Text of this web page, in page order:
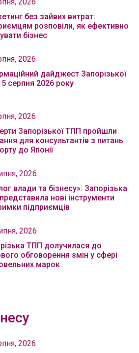
без зайвих витрат:
розповіли, як ефективно
бізнес
2026
дайджест Запорізької
серпня 2026 року
2026
Запорізької ТПП пройшли
для консультантів з питань
до Японії
2026
влади та бізнесу»: Запорізька
нові інструменти
підприємців
2026
ТПП долучилася до
обговорення змін у сфері
марок
2026